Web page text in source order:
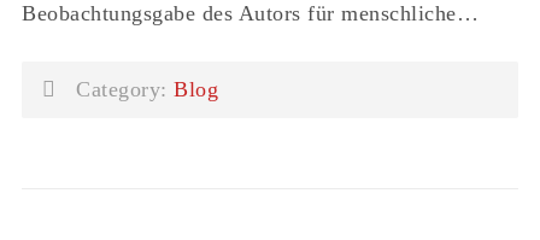
Beobachtungsgabe des Autors für menschliche…
Category: Blog